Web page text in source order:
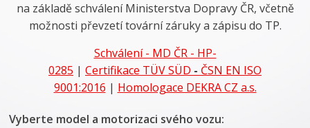
na základě schválení Ministerstva Dopravy ČR, včetně
možnosti převzetí tovární záruky a zápisu do TP.
Schválení - MD ČR - HP-
0285 | Certifikace TÜV SÜD - ČSN EN ISO
9001:2016 | Homologace DEKRA CZ a.s.
Vyberte model a motorizaci svého vozu: